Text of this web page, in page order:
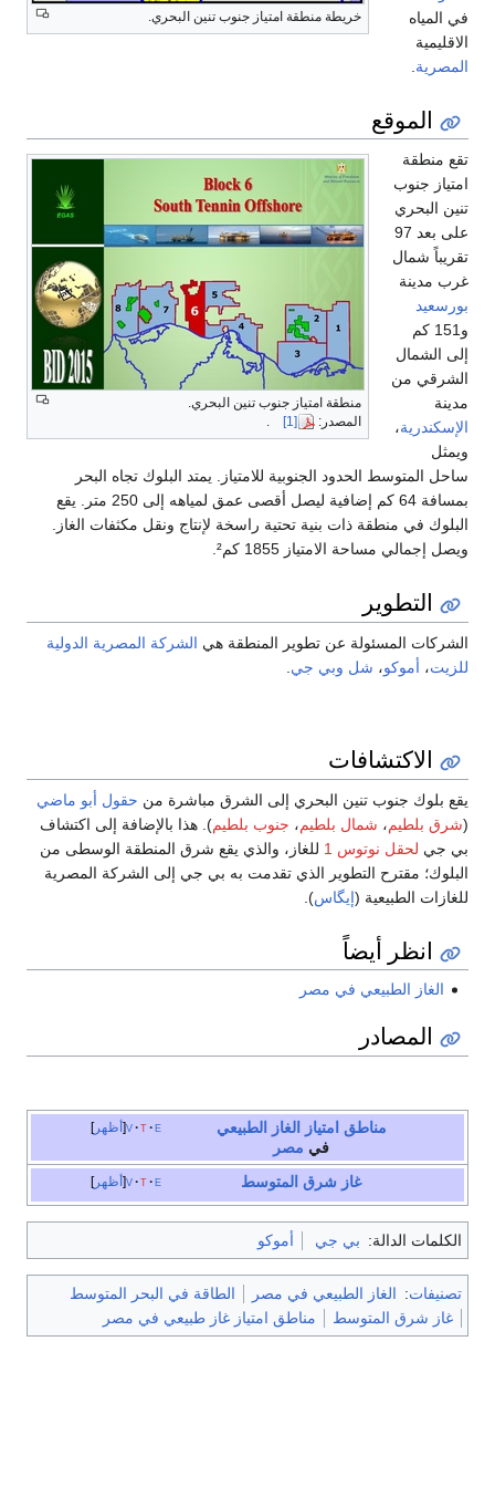
خريطة منطقة امتياز جنوب تنين البحري.
في المياه
الاقليمية
المصرية
الموقع
منطقة امتياز جنوب تنين البحري.
المصدر:
[1]
تقع منطقة
امتياز جنوب
تنين البحري
على بعد 97
تقريباً شمال
غرب مدينة
بورسعيد
و151 كم
إلى الشمال
الشرقي من
مدينة
الإسكندرية،
ويمثل
ساحل المتوسط الحدود الجنوبية للامتياز. يمتد البلوك تجاه البحر
بمسافة 64 كم إضافية ليصل أقصى عمق لمياهه إلى 250 متر. يقع
البلوك في منطقة ذات بنية تحتية راسخة لإنتاج ونقل مكثفات الغاز.
ويصل إجمالي مساحة الامتياز 1855 كم².
التطوير
الشركات المسئولة عن تطوير المنطقة هي الشركة المصرية الدولية
للزيت، أموكو، شل وبي جي
الاكتشافات
يقع بلوك جنوب تنين البحري إلى الشرق مباشرة من حقول أبو ماضي
(شرق بلطيم، شمال بلطيم، جنوب بلطيم). هذا بالإضافة إلى اكتشاف
بي جي لحقل نوتوس 1
للغاز، والذي يقع شرق المنطقة الوسطى من
البلوك؛ مقترح التطوير الذي تقدمت به بي جي إلى الشركة المصرية
للغازات الطبيعية (إيگاس).
انظر أيضاً
الغاز الطبيعي في مصر
المصادر
أظهر v t e مناطق امتياز
الغاز الطبيعي
في مصر
أظهر v t e غاز شرق المتوسط
الكلمات الدالة: بي جي أموكو
تصنيفات: الغاز الطبيعي في مصر
الطاقة في البحر المتوسط
غاز شرق المتوسط
مناطق امتياز غاز طبيعي في مصر